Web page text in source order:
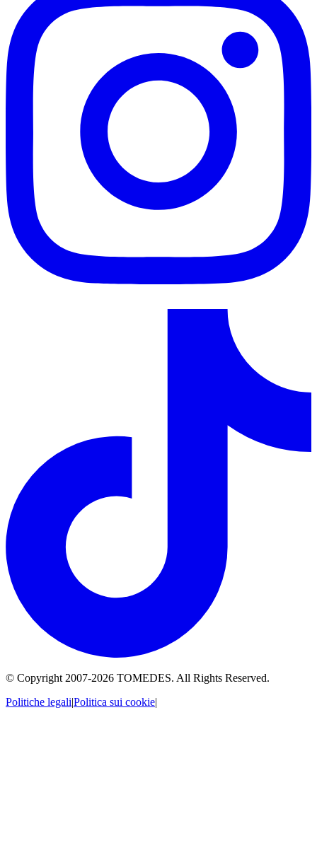
© Copyright 2007-2026 TOMEDES. All Rights Reserved.
Politiche legali|Politica sui cookie|